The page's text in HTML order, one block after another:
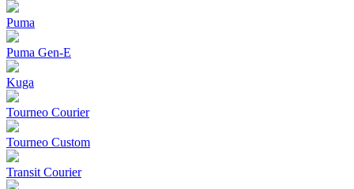
Puma
Puma Gen‑E
Kuga
Tourneo Courier
Tourneo Custom
Transit Courier